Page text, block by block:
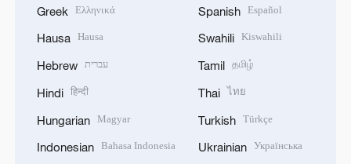
Greek Ελληνικά
Hausa Hausa
Hebrew עברית
Hindi हिन्दी
Hungarian Magyar
Indonesian Bahasa Indonesia
Spanish Español
Swahili Kiswahili
Tamil தமிழ்
Thai ไทย
Turkish Türkçe
Ukrainian Українська